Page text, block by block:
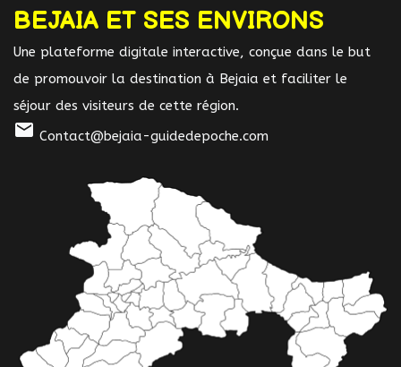
BEJAIA ET SES ENVIRONS
Une plateforme digitale interactive, conçue dans le but
de promouvoir la destination à Bejaia et faciliter le
séjour des visiteurs de cette région.
mail Contact@bejaia-guidedepoche.com